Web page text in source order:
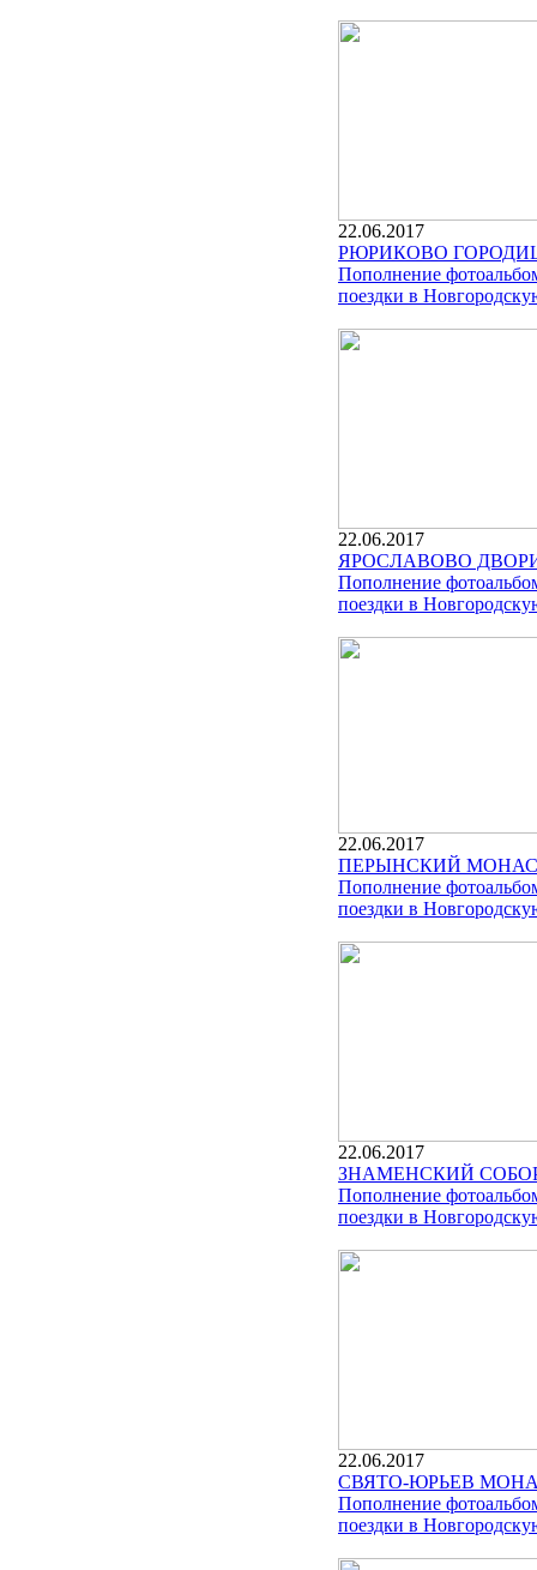
22.06.2017
РЮРИКОВО
Пополнение
поездки в
22.06.2017
ЯРОСЛАВОВО
Пополнение
поездки в
22.06.2017
ПЕРЫНСКИЙ
Пополнение
поездки в
22.06.2017
ЗНАМЕНСКИЙ
Пополнение
поездки в
22.06.2017
СВЯТО-ЮРЬЕВ
Пополнение
поездки в